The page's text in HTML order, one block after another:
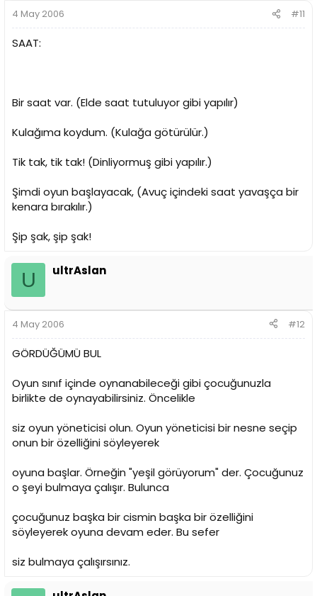
4 May 2006 #11
SAAT:
Bir saat var. (Elde saat tutuluyor gibi yapılır)
Kulağıma koydum. (Kulağa götürülür.)
Tik tak, tik tak! (Dinliyormuş gibi yapılır.)
Şimdi oyun başlayacak, (Avuç içindeki saat yavaşça bir
kenara bırakılır.)
Şip şak, şip şak!
U ultrAslan
4 May 2006 #12
GÖRDÜĞÜMÜ BUL
Oyun sınıf içinde oynanabileceği gibi çocuğunuzla
birlikte de oynayabilirsiniz. Öncelikle
siz oyun yöneticisi olun. Oyun yöneticisi bir nesne seçip
onun bir özelliğini söyleyerek
oyuna başlar. Örneğin "yeşil görüyorum" der. Çocuğunuz
o şeyi bulmaya çalışır. Bulunca
çocuğunuz başka bir cismin başka bir özelliğini
söyleyerek oyuna devam eder. Bu sefer
siz bulmaya çalışırsınız.